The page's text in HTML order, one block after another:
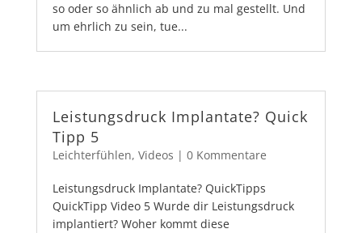
so oder so ähnlich ab und zu mal gestellt. Und
um ehrlich zu sein, tue...
Leistungsdruck Implantate? Quick
Tipp 5
Leichterfühlen, Videos | 0 Kommentare
Leistungsdruck Implantate? QuickTipps
QuickTipp Video 5 Wurde dir Leistungsdruck
implantiert? Woher kommt diese